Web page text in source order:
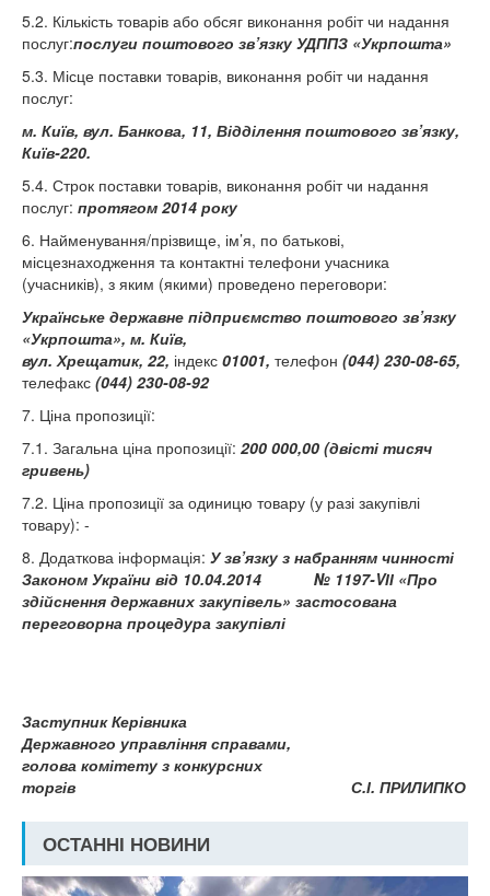
5.2. Кількість товарів або обсяг виконання робіт чи надання
послуг:послуги поштового зв’язку УДППЗ «Укрпошта»
5.3. Місце поставки товарів, виконання робіт чи надання
послуг:
м. Київ, вул. Банкова, 11, Відділення поштового зв’язку,
Київ-220.
5.4. Строк поставки товарів, виконання робіт чи надання
послуг: протягом 2014 року
6. Найменування/прізвище, ім’я, по батькові,
місцезнаходження та контактні телефони учасника
(учасників), з яким (якими) проведено переговори:
Українське державне підприємство поштового зв’язку
«Укрпошта», м. Київ,
вул. Хрещатик, 22, індекс 01001, телефон (044) 230-08-65,
телефакс (044) 230-08-92
7. Ціна пропозиції:
7.1. Загальна ціна пропозиції: 200 000,00 (двісті тисяч
гривень)
7.2. Ціна пропозиції за одиницю товару (у разі закупівлі
товару): -
8. Додаткова інформація: У зв’язку з набранням чинності
Законом України від 10.04.2014 № 1197-VІІ «Про
здійснення державних закупівель» застосована
переговорна процедура закупівлі
Заступник Керівника
Державного управління справами,
голова комітету з конкурсних
торгів С.І. ПРИЛИПКО
ОСТАННІ НОВИНИ